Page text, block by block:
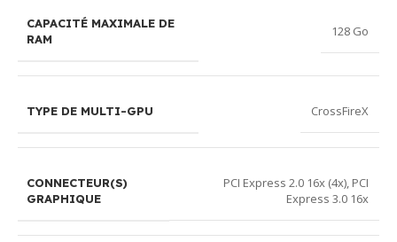
CAPACITÉ MAXIMALE DE
RAM
128 Go
TYPE DE MULTI-GPU CrossFireX
CONNECTEUR(S)
GRAPHIQUE
PCI Express 2.0 16x (4x), PCI
Express 3.0 16x